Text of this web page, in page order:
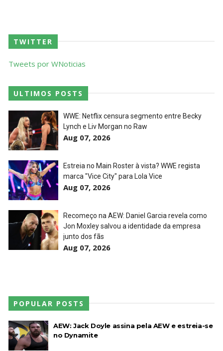
WWE Friday Night Smackdown 24 July 2026
Unknown-Jul 25 2026
TNA iMPACT Wrestling 23 July 2026
AEW Dynamite 22JUL26
Unknown-Jul 23 2026
WWE NXT 21 JULY 2026
Unknown -Jul 22 2026
TWITTER
Tweets por WNoticias
ULTIMOS POSTS
WWE: Netflix censura segmento entre Becky
Lynch e Liv Morgan no Raw
Aug 07, 2026
Estreia no Main Roster à vista? WWE regista
marca "Vice City" para Lola Vice
Aug 07, 2026
Recomeço na AEW: Daniel Garcia revela como
Jon Moxley salvou a identidade da empresa
junto dos fãs
Aug 07, 2026
POPULAR POSTS
AEW: Jack Doyle assina pela AEW e estreia-se
no Dynamite